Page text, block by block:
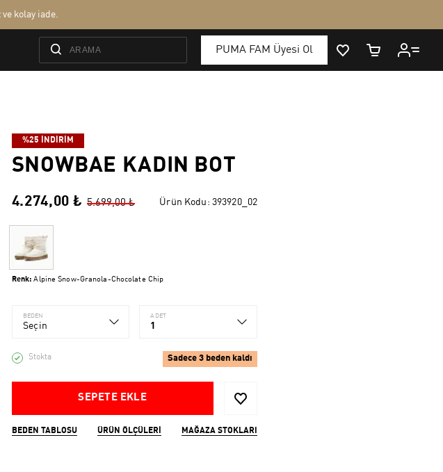
%25 İNDİRİM
SNOWBAE KADIN BOT
4.274,00 ₺ 5.699,00 ₺ Ürün Kodu: 393920_02
Renk: Alpine Snow-Granola-Chocolate Chip
BEDEN
Seçin
ADET
1
Stokta Sadece 3 beden kaldı
SEPETE EKLE
BEDEN TABLOSU ÜRÜN ÖLÇÜLERI MAĞAZA STOKLARI